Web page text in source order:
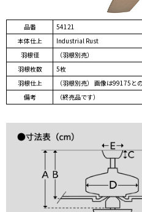
品番
54121
本体仕上
Industrial Rust
羽根径
（羽根別売）
羽根枚数
5枚
羽根仕上
（羽根別売） 画像は99175と
備考
（終売品です）